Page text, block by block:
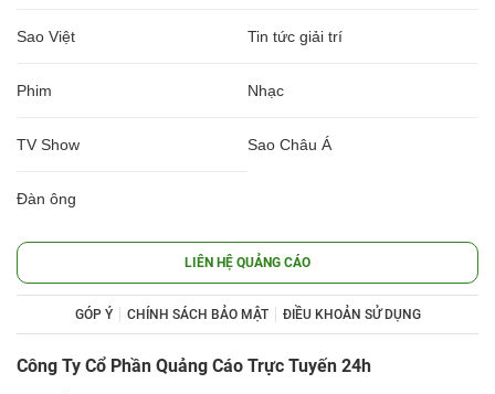
Sao Việt Tin tức giải trí
Phim Nhạc
TV Show Sao Châu Á
Đàn ông
LIÊN HỆ QUẢNG CÁO
GÓP Ý CHÍNH SÁCH BẢO MẬT ĐIỀU KHOẢN SỬ DỤNG
Công Ty Cổ Phần Quảng Cáo Trực Tuyến 24h